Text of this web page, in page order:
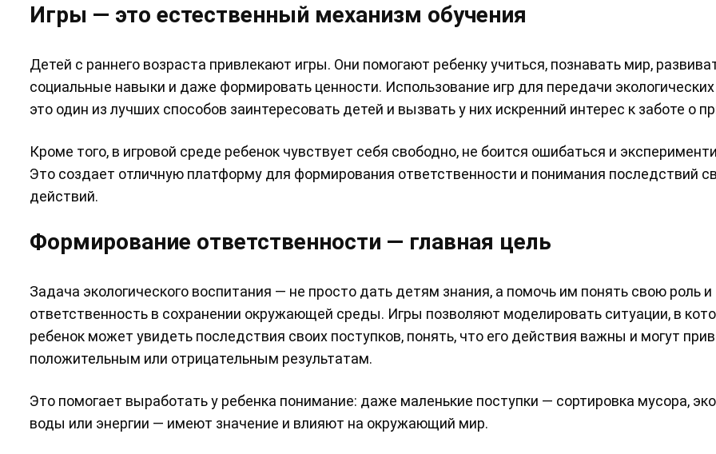
Игры — это естественный механизм обучения
Детей с раннего возраста привлекают игры. Они помогают ребенку учиться, познавать мир,
социальные навыки и даже формировать ценности. Использование игр для передачи
это один из лучших способов заинтересовать детей и вызвать у них искренний интерес к заботе о
Кроме того, в игровой среде ребенок чувствует себя свободно, не боится ошибаться и
Это создает отличную платформу для формирования ответственности и понимания последствий
действий.
Формирование ответственности — главная цель
Задача экологического воспитания — не просто дать детям знания, а помочь им понять свою роль и
ответственность в сохранении окружающей среды. Игры позволяют моделировать ситуации, в
ребенок может увидеть последствия своих поступков, понять, что его действия важны и могут
положительным или отрицательным результатам.
Это помогает выработать у ребенка понимание: даже маленькие поступки — сортировка мусора,
воды или энергии — имеют значение и влияют на окружающий мир.